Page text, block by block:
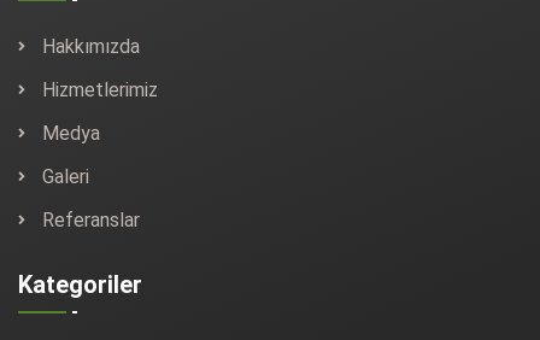
Hakkımızda
Hizmetlerimiz
Medya
Galeri
Referanslar
Kategoriler